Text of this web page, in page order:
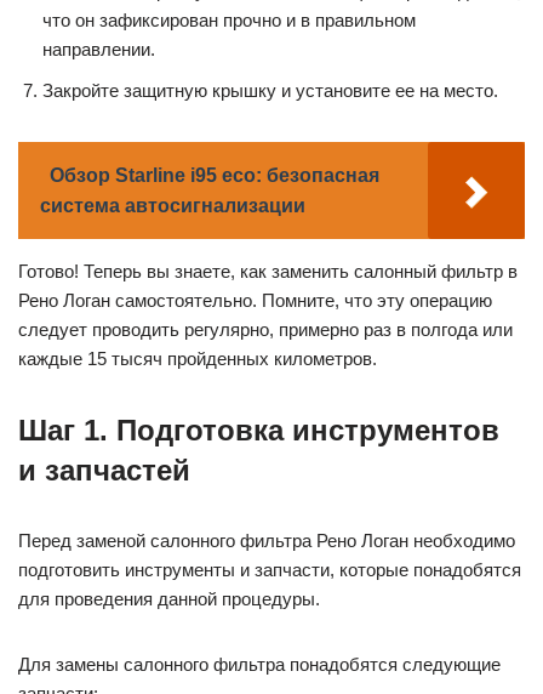
что он зафиксирован прочно и в правильном
направлении.
Закройте защитную крышку и установите ее на место.
Обзор Starline i95 eco: безопасная
система автосигнализации
Готово! Теперь вы знаете, как заменить салонный фильтр в
Рено Логан самостоятельно. Помните, что эту операцию
следует проводить регулярно, примерно раз в полгода или
каждые 15 тысяч пройденных километров.
Шаг 1. Подготовка инструментов
и запчастей
Перед заменой салонного фильтра Рено Логан необходимо
подготовить инструменты и запчасти, которые понадобятся
для проведения данной процедуры.
Для замены салонного фильтра понадобятся следующие